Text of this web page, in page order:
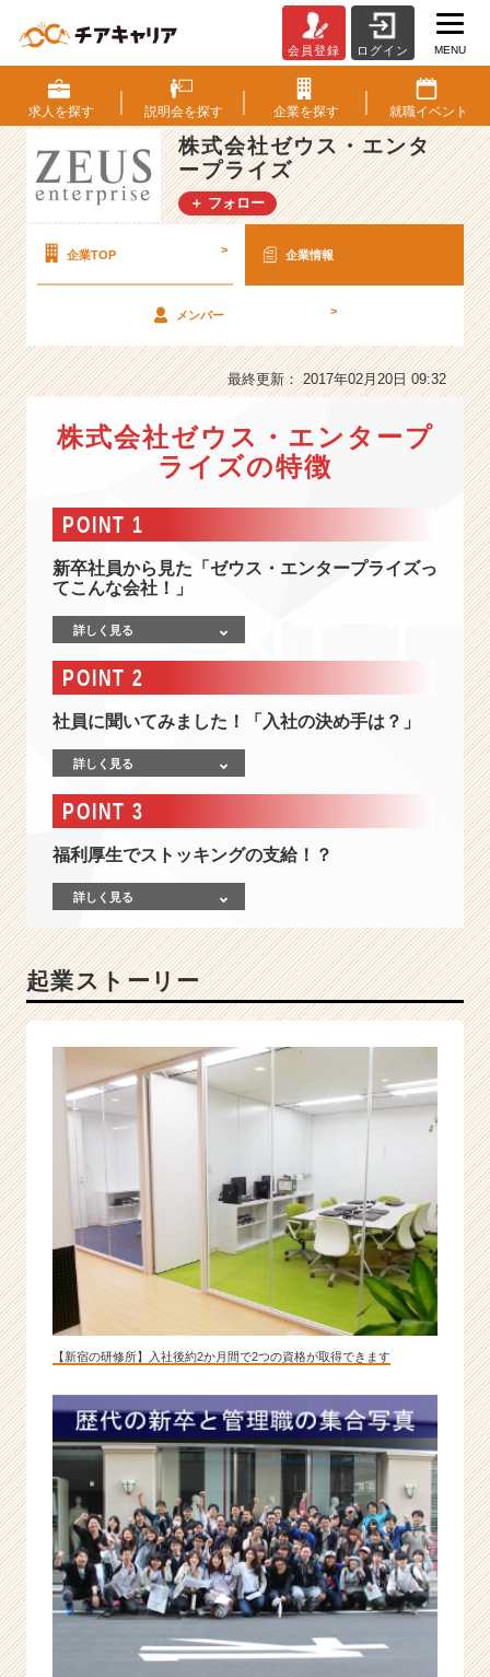
式
会
社
ゼ
ウ
ス・
エ
ー
プ
会
社
情
I
T
業
身
雇
を
す！
雇
用
に
す
る
想
い
は
チ
ャ
ー・
成
業
か
ら
ス
カ
ウ
ト
会員登録 ログイン MENU
求人を探す 説明会を探す 企業を探す 就職イベント
株式会社ゼウス・エンタ
ープライズ
＋ フォロー
企業TOP > 企業情報
メンバー >
最終更新： 2017年02月20日 09:32
株式会社ゼウス・エンタープ
ライズの特徴
POINT 1
新卒社員から見た「ゼウス・エンタープライズっ
てこんな会社！」
詳しく見る
POINT 2
社員に聞いてみました！「入社の決め手は？」
詳しく見る
POINT 3
福利厚生でストッキングの支給！？
詳しく見る
起業ストーリー
【新宿の研修所】入社後約2か月間で2つの資格が取得できます